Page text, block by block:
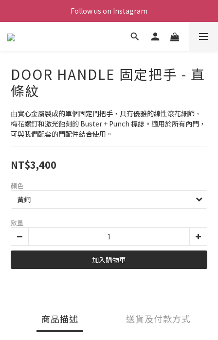
Follow us on Instagram
DOOR HANDLE 固定把手 - 直
條紋
由實心金屬製成的單個固定門把手，具有優雅的線性滾花細節、
梅花螺釘和激光蝕刻的 Buster + Punch 標誌。適用於所有內門，
可與我們配套的門配件結合使用。
NT$3,400
顏色
數量
加入購物車
商品描述 送貨及付款方式